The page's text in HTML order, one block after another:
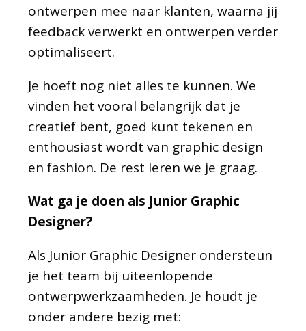
ontwerpen mee naar klanten, waarna jij
feedback verwerkt en ontwerpen verder
optimaliseert.
Je hoeft nog niet alles te kunnen. We
vinden het vooral belangrijk dat je
creatief bent, goed kunt tekenen en
enthousiast wordt van graphic design
en fashion. De rest leren we je graag.
Wat ga je doen als Junior Graphic
Designer?
Als Junior Graphic Designer ondersteun
je het team bij uiteenlopende
ontwerpwerkzaamheden. Je houdt je
onder andere bezig met: